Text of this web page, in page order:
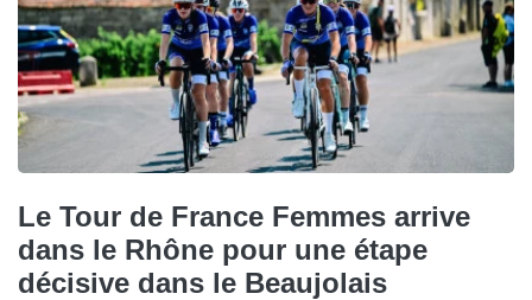
Le Tour de France Femmes arrive
dans le Rhône pour une étape
décisive dans le Beaujolais